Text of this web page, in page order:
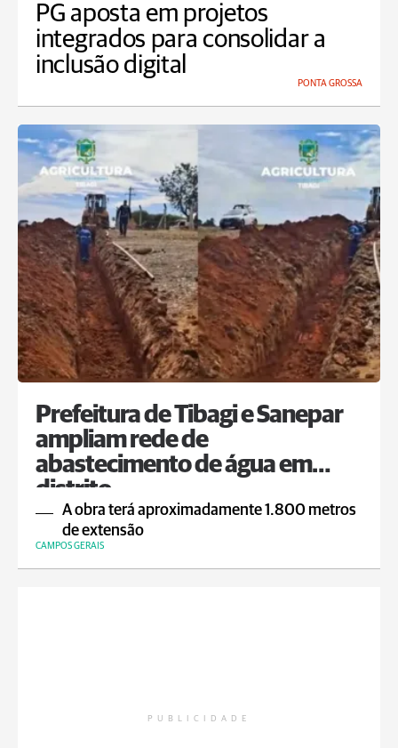
PG aposta em projetos
integrados para consolidar a
inclusão digital
PONTA GROSSA
Prefeitura de Tibagi e Sanepar
ampliam rede de
abastecimento de água em
distrito
A obra terá aproximadamente 1.800 metros
de extensão
CAMPOS GERAIS
PUBLICIDADE